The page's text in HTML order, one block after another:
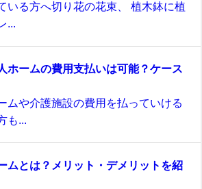
いる方へ切り花の花束、 植木鉢に植
...
ホームの費用支払いは可能？ケース
ムや介護施設の費用を払っていける
も...
ムとは？メリット・デメリットを紹